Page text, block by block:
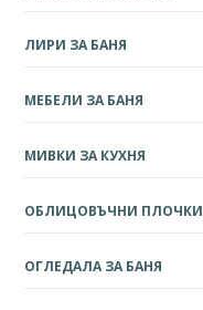
ЛИРИ ЗА БАНЯ
МЕБЕЛИ ЗА БАНЯ
МИВКИ ЗА КУХНЯ
ОБЛИЦОВЪЧНИ ПЛОЧКИ
ОГЛЕДАЛА ЗА БАНЯ